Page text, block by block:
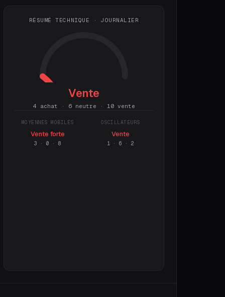
RÉSUMÉ TECHNIQUE · JOURNALIER
Vente
4 achat · 6 neutre · 10 vente
MOYENNES MOBILES
Vente forte
3 · 0 · 8
OSCILLATEURS
Vente
1· 6 · 2